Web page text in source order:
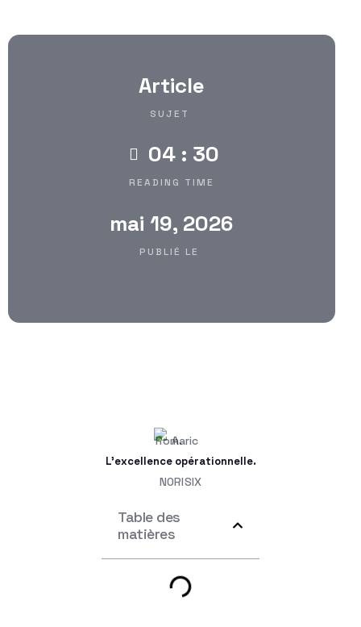
Article
SUJET
04 : 30
READING TIME
mai 19, 2026
PUBLIÉ LE
L'excellence opérationnelle.
NORISIX
Table des
matières